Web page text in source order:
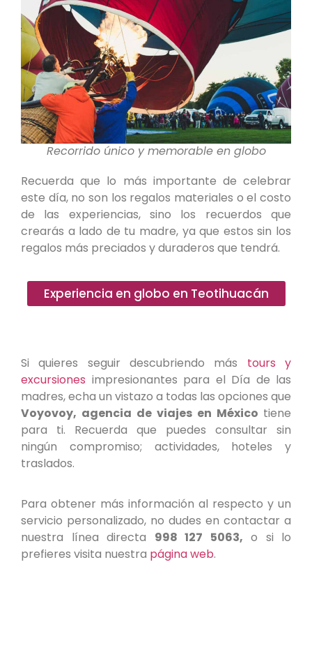
Recorrido único y memorable en globo
Recuerda que lo más importante de celebrar
este día, no son los regalos materiales o el costo
de las experiencias, sino los recuerdos que
crearás a lado de tu madre, ya que estos sin los
regalos más preciados y duraderos que tendrá.
Experiencia en globo en Teotihuacán
Si quieres seguir descubriendo más tours y
excursiones impresionantes para el Día de las
madres, echa un vistazo a todas las opciones que
Voyovoy, agencia de viajes en México tiene
para ti. Recuerda que puedes consultar sin
ningún compromiso; actividades, hoteles y
traslados.
Para obtener más información al respecto y un
servicio personalizado, no dudes en contactar a
nuestra línea directa 998 127 5063, o si lo
prefieres visita nuestra página web.